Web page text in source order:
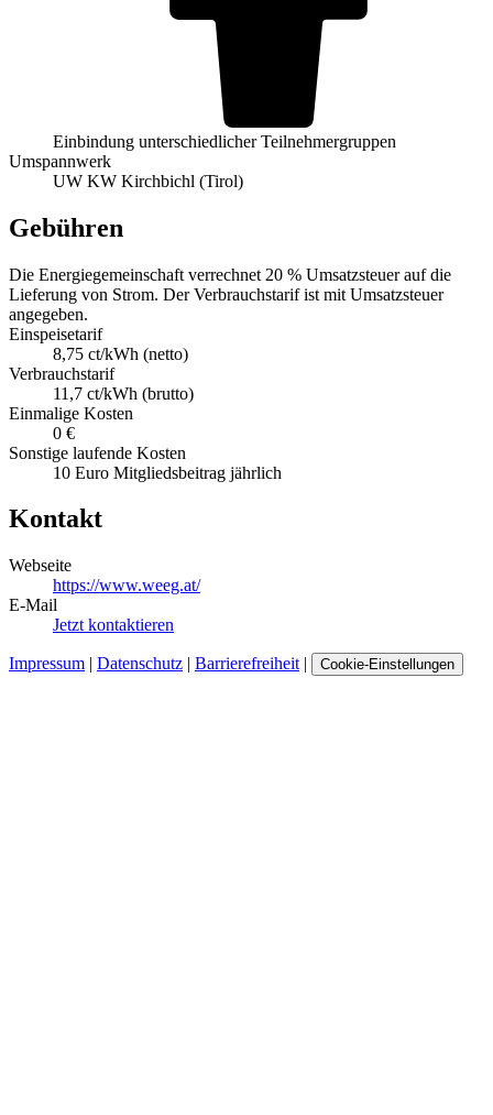
Einbindung unterschiedlicher Teilnehmergruppen
Umspannwerk
UW KW Kirchbichl (Tirol)
Gebühren
Die Energiegemeinschaft verrechnet 20 % Umsatzsteuer auf die
Lieferung von Strom. Der Verbrauchstarif ist mit Umsatzsteuer
angegeben.
Einspeisetarif
8,75 ct/kWh (netto)
Verbrauchstarif
11,7 ct/kWh (brutto)
Einmalige Kosten
0 €
Sonstige laufende Kosten
10 Euro Mitgliedsbeitrag jährlich
Kontakt
Webseite
https://www.weeg.at/
E-Mail
Jetzt kontaktieren
Impressum | Datenschutz | Barrierefreiheit | Cookie-Einstellungen